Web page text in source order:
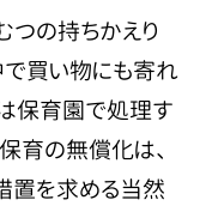
つの持ちかえり
で買い物にも寄れ
保育園で処理す
育の無償化は、
置を求める当然